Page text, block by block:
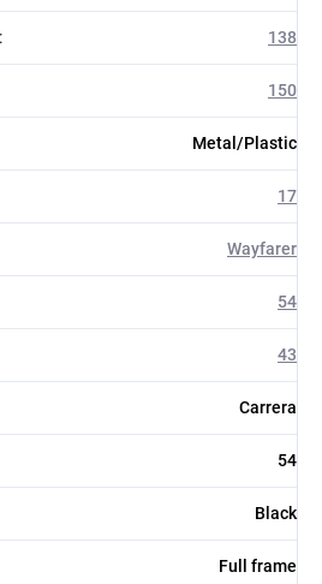
: 138
150
Metal/Plastic
17
Wayfarer
54
43
Carrera
54
Black
Full frame